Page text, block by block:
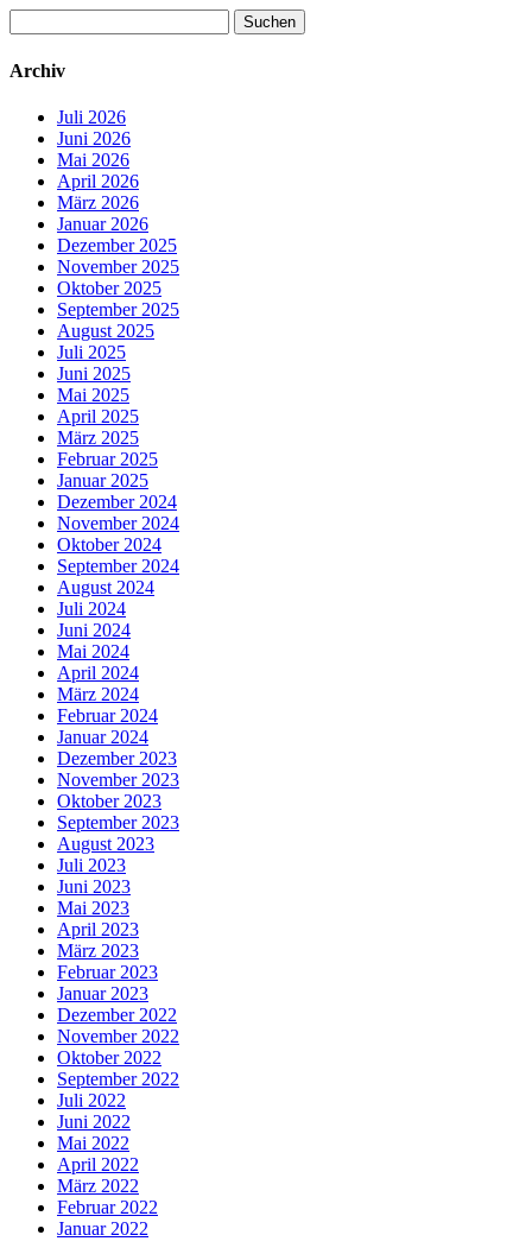
nach:
Archiv
Juli 2026
Juni 2026
Mai 2026
April 2026
März 2026
Januar 2026
Dezember 2025
November 2025
Oktober 2025
September 2025
August 2025
Juli 2025
Juni 2025
Mai 2025
April 2025
März 2025
Februar 2025
Januar 2025
Dezember 2024
November 2024
Oktober 2024
September 2024
August 2024
Juli 2024
Juni 2024
Mai 2024
April 2024
März 2024
Februar 2024
Januar 2024
Dezember 2023
November 2023
Oktober 2023
September 2023
August 2023
Juli 2023
Juni 2023
Mai 2023
April 2023
März 2023
Februar 2023
Januar 2023
Dezember 2022
November 2022
Oktober 2022
September 2022
Juli 2022
Juni 2022
Mai 2022
April 2022
März 2022
Februar 2022
Januar 2022